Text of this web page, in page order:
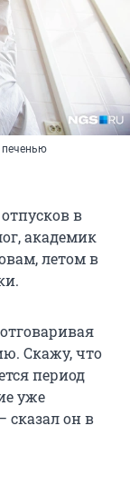
печенью
в
академик
летом в
Скажу, что
период
уже
сказал он в